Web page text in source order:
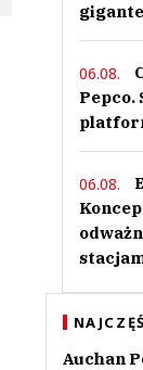
06.08.
Pepco.
06.08.
Auchan